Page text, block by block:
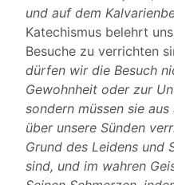
und auf dem
Katechismus belehrt
Besuche zu verrichten
dürfen wir die Besuch
Gewohnheit oder zur
sondern müssen sie
über unsere Sünden
Grund des Leidens und
sind, und im wahren